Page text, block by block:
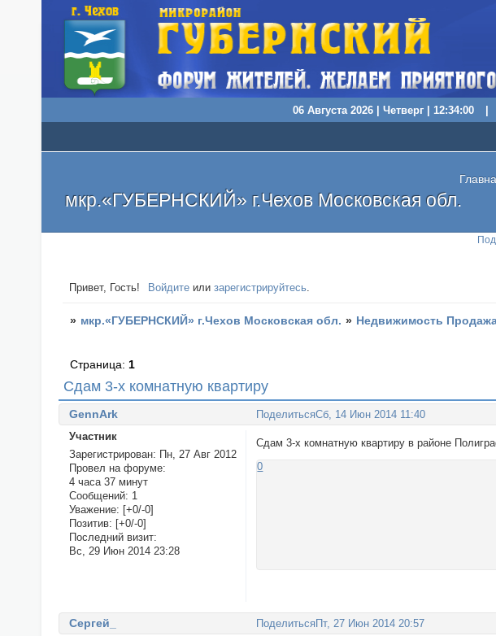
06 Августа 2026 | Четверг | 12:34:01
мкр.«ГУБЕРНСКИЙ» г.Чехов Московская обл.
Привет, Гость! Войдите илизарегистрируйтесь.
» мкр.«ГУБЕРНСКИЙ» г.Чехов Московская обл. » Недвижимость
Сдам 3-х комнатную квартиру
Страница: 1
ПоделитьсяСб, 14 Июн 2014 11:40
GennArk
Участник
Зарегистрирован: Пн, 27 Авг 2012
Провел на форуме:
4 часа 37 минут
Сообщений: 1
Уважение: [+0/-0]
Позитив: [+0/-0]
Последний визит:
Вс, 29 Июн 2014 23:28
Сдам 3-х комнатную квартиру в районе
0
Поделиться Пт, 27 Июн 2014 20:57
Сергей_